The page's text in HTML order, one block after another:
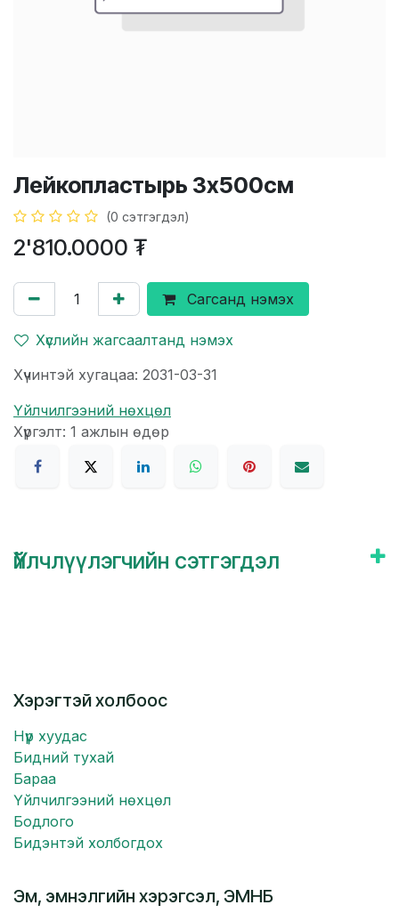
Лейкопластырь 3х500см
(0 сэтгэгдэл)
2'810.0000 ₮
Сагсанд нэмэх
Хүслийн жагсаалтанд нэмэх
Хүчинтэй хугацаа: 2031-03-31
Үйлчилгээний нөхцөл
Хүргэлт: 1 ажлын өдөр
Үйлчлүүлэгчийн сэтгэгдэл
Хэрэгтэй холбоос
Нүүр хуудас
Бидний тухай
Бараа
Үйлчилгээний нөхцөл
Бодлого
Бидэнтэй холбогдох
Эм, эмнэлгийн хэрэгсэл, ЭМНБ